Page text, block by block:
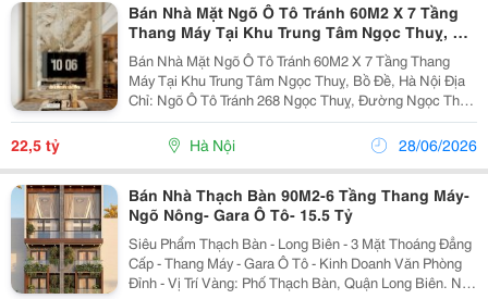
Bán Nhà Mặt Ngõ Ô Tô Tránh 60M2 X 7 Tầng
Thang Máy Tại Khu Trung Tâm Ngọc Thuỵ, Bồ
Đề, Hà Nội
Bán Nhà Mặt Ngõ Ô Tô Tránh 60M2 X 7 Tầng Thang
Máy Tại Khu Trung Tâm Ngọc Thuỵ, Bồ Đề, Hà Nội Địa
Chỉ: Ngõ Ô Tô Tránh 268 Ngọc Thuỵ, Đường Ngọc Thụy,
Phường Bồ Đề, Quận Long Biên, Hà Nội Diện Tích: Gần
60M&Sup2;/ 1 Sàn (Tổng Dtsd: 400M&Sup2; Sàn)....
22,5 tỷ Hà Nội 28/06/2026
Bán Nhà Thạch Bàn 90M2-6 Tầng Thang Máy-
Ngõ Nông- Gara Ô Tô- 15.5 Tỷ
Siêu Phẩm Thạch Bàn - Long Biên - 3 Mặt Thoáng Đẳng
Cấp - Thang Máy - Gara Ô Tô - Kinh Doanh Văn Phòng
Đỉnh - Vị Trí Vàng: Phố Thạch Bàn, Quận Long Biên. Ngõ